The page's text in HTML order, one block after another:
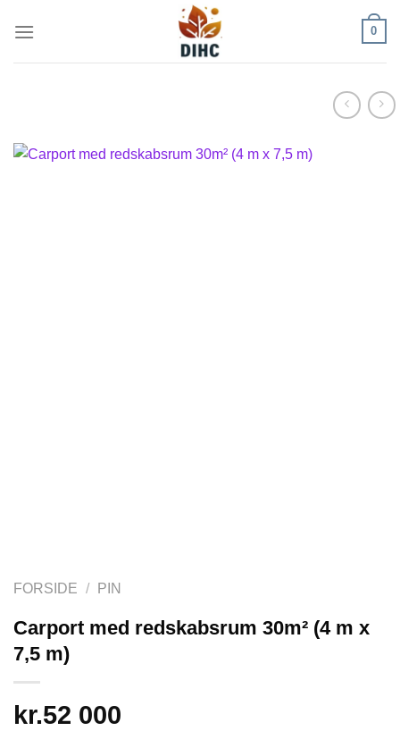
0
FORSIDE / PIN
Carport med redskabsrum 30m² (4 m x
7,5 m)
kr.52 000